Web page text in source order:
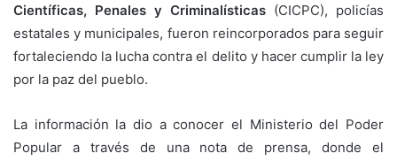
Científicas, Penales y Criminalísticas (CICPC), policías
estatales y municipales, fueron reincorporados para seguir
fortaleciendo la lucha contra el delito y hacer cumplir la ley
por la paz del pueblo.
La información la dio a conocer el Ministerio del Poder
Popular a través de una nota de prensa, donde el